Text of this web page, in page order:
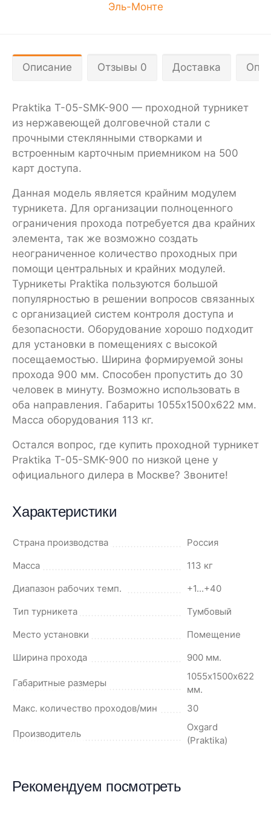
Эль-Монте
Описание Отзывы 0 Доставка
Praktika T-05-SMK-900 — проходной турникет
из нержавеющей долговечной стали с
прочными стеклянными створками и
встроенным карточным приемником на 500
карт доступа.
Данная модель является крайним модулем
турникета. Для организации полноценного
ограничения прохода потребуется два крайних
элемента, так же возможно создать
неограниченное количество проходных при
помощи центральных и крайних модулей.
Турникеты Praktika пользуются большой
популярностью в решении вопросов связанных
с организацией систем контроля доступа и
безопасности. Оборудование хорошо подходит
для установки в помещениях с высокой
посещаемостью. Ширина формируемой зоны
прохода 900 мм. Способен пропустить до 30
человек в минуту. Возможно использовать в
оба направления. Габариты 1055х1500х622 мм.
Масса оборудования 113 кг.
Остался вопрос, где купить проходной турникет
Praktika T-05-SMK-900 по низкой цене у
официального дилера в Москве? Звоните!
Характеристики
Страна производства
Россия
Масса
113 кг
Диапазон рабочих темп.
+1...+40
Тип турникета
Тумбовый
Место установки
Помещение
Ширина прохода
900 мм.
Габаритные размеры
1055х1500х622
мм.
Макс. количество проходов/мин
30
Производитель
Oxgard
(Praktika)
Рекомендуем посмотреть